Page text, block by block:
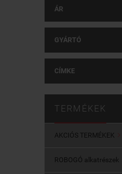
ÁR
GYÁRTÓ
CÍMKE
TERMÉKEK
AKCIÓS TERMÉKEK
ROBOGÓ alkatrészek